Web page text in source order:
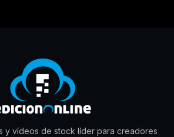
y vídeos de stock líder para creadores